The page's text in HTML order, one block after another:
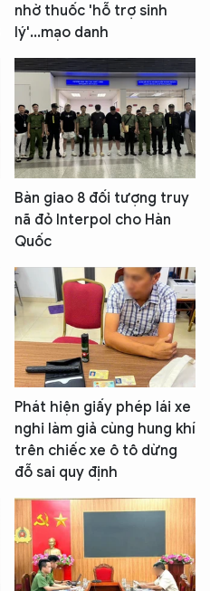
nhờ thuốc 'hỗ trợ sinh
lý'...mạo danh
Bàn giao 8 đối tượng truy
nã đỏ Interpol cho Hàn
Quốc
Phát hiện giấy phép lái xe
nghi làm giả cùng hung khí
trên chiếc xe ô tô dừng
đỗ sai quy định